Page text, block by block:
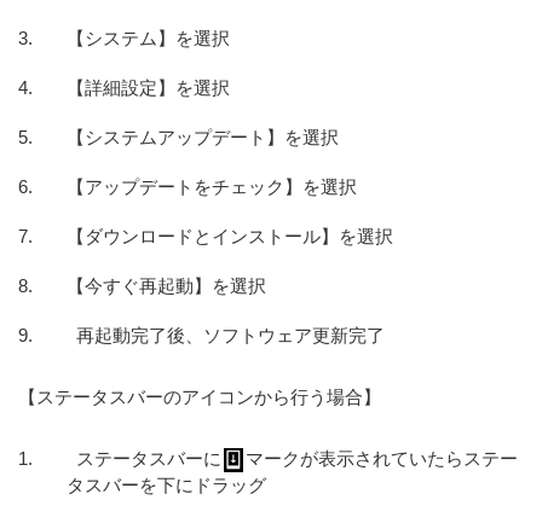
【システム】を選択
【詳細設定】を選択
【システムアップデート】を選択
【アップデートをチェック】を選択
【ダウンロードとインストール】を選択
【今すぐ再起動】を選択
再起動完了後、ソフトウェア更新完了
【ステータスバーのアイコンから行う場合】
ステータスバーに
マークが表示されていたらステー
タスバーを下にドラッグ